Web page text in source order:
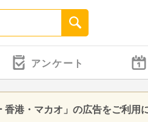
アンケート
港・マカオ」の広告をご利用